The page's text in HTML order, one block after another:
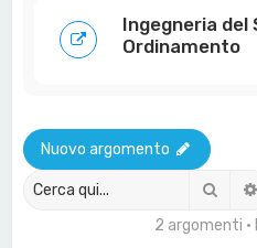
Ingegneria
Ordinamento
Nuovo argomento
Cerca
2 argomenti •